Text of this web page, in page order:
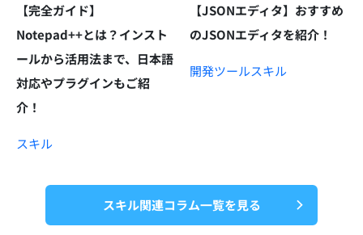
【完全ガイド】
Notepad++とは？インスト
ールから活用法まで、日本語
対応やプラグインもご紹
介！
スキル
【JSONエディタ】おすすめ
のJSONエディタを紹介！
開発ツールスキル
スキル関連コラム一覧を見る